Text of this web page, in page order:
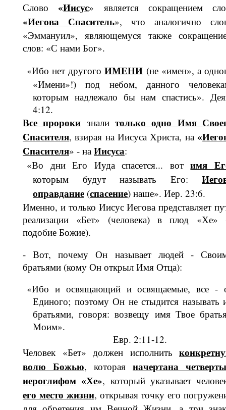
Слово«Иисус» является сокращени­ем
«Иегова Спаситель», что ана­логично
«Эммануил», являюще­муся также
слов: «С нами Бог».
«Ибо нет другогоИМЕНИ (не «имен», а
«Имени»!) под небом, дан­ного
которым надлежало бы нам спастись».
4:12.
Все пророки зналитолько одно Имя
Спасителя, взирая на Иисуса Христа, на «
Спасителя» - на Иисуса:
«Во дни Его Иуда спасется... вотимя
которым будут называть Его:
оправдание (спасение) на­ше». Иер. 23:6.
Именно, и только Иисус Иегова предс­тавляет
реализации «Бет» (чело­века) в плод «Хе»
подобие Божие).
- Вот, почему Он называет людей -
братьями (кому Он открыл Имя Отца):
«Ибо и освящающий и освящаемые, все -
Единого; поэтому Он не стыдится называть
братьями, говоря: возве­щу имя Твое
Моим».
Евр. 2:11-12.
Человек «Бет» должен исполнить
волю Божью, которая на­чертана
иероглифом «Хе», который указывает
его место жизни, открывая точку его